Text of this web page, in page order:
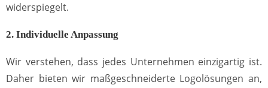
widerspiegelt.
2. Individuelle Anpassung
Wir verstehen, dass jedes Unternehmen einzigartig ist.
Daher bieten wir maßgeschneiderte Logolösungen an,